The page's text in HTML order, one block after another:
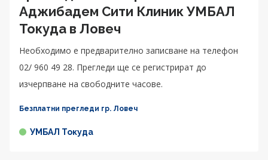
Аджибадем Сити Клиник УМБАЛ
Токуда в Ловеч
Необходимо е предварително записване на телефон
02/ 960 49 28. Прегледи ще се регистрират до
изчерпване на свободните часове.
Безплатни прегледи гр. Ловеч
УМБАЛ Токуда